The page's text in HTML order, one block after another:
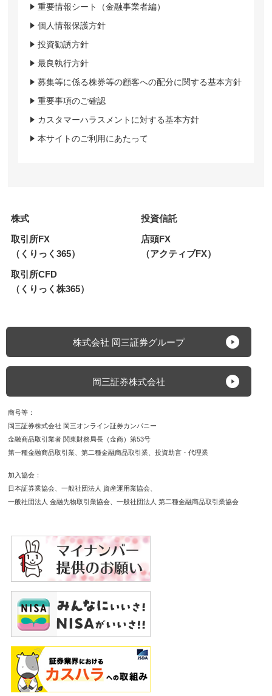
重要情報シート（金融事業者編）
個人情報保護方針
投資勧誘方針
最良執行方針
募集等に係る株券等の顧客への配分に関する基本方針
重要事項のご確認
カスタマーハラスメントに対する基本方針
本サイトのご利用にあたって
株式
投資信託
取引所FX
（くりっく365）
店頭FX
（アクティブFX）
取引所CFD
（くりっく株365）
株式会社 岡三証券グループ
岡三証券株式会社
商号等
岡三証券株式会社 岡三オンライン証券カンパニー
金融商品取引業者 関東財務局長（金商）第53号
第一種金融商品取引業
第二種金融商品取引業 投資助言・代理業
加入協会
日本証券業協会
一般社団法人 資産運用業協会
一般社団法人 金融先物取引業協会
一般社団法人 第二種金融商品取引業協会